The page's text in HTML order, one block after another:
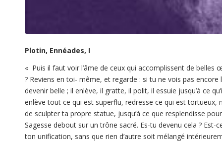
Plotin, Ennéades, I
« Puis il faut voir l’âme de ceux qui accomplissent de
? Reviens en toi- même, et regarde : si tu ne vois pas
devenir belle ; il enlève, il gratte, il polit, il essuie jusqu’à ce
enlève tout ce qui est superflu, redresse ce qui est
de sculpter ta propre statue, jusqu’à ce que resplendisse
Sagesse debout sur un trône sacré. Es-tu devenu cela ?
ton unification, sans que rien d’autre soit mélangé